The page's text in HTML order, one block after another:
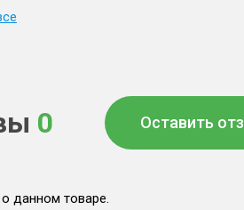
0 Оставить
данном товаре.